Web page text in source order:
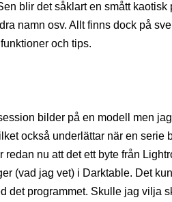
blir det såklart en smått
namn osv. Allt finns dock på
och tips.
bilder på en modell men
också underlättar när en
nu att det ett byte från
(vad jag vet) i Darktable. Det
det programmet. Skulle jag vilja